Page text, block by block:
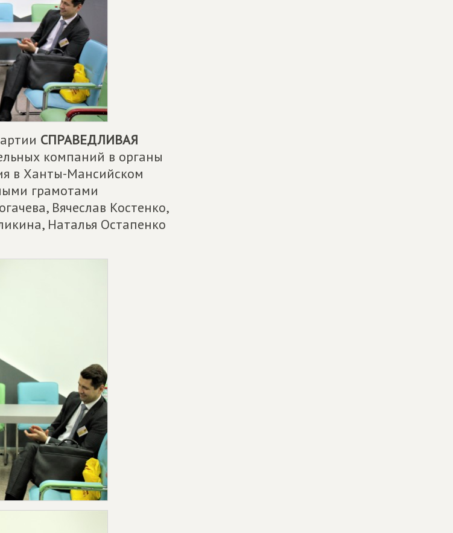
СПРАВЕДЛИВАЯ
компаний в органы
в Ханты-Мансийском
грамотами
Вячеслав Костенко,
Наталья Остапенко